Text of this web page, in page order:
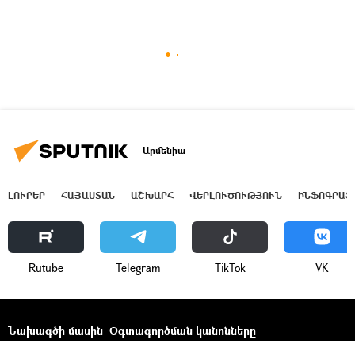
Արմենիա
ԼՈՒՐԵՐ ՀԱՅԱՍՏԱՆ ԱՇԽԱՐՀ ՎԵՐԼՈՒԾՈՒԹՅՈՒՆ
Rutube Telegram ТikТоk VK
Նախագծի մասին Օգտագործման կանոնները